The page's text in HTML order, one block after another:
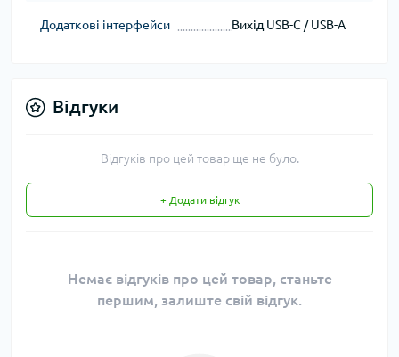
Додаткові інтерфейси Вихід USB-C / USB-A
Відгуки
Відгуків про цей товар ще не було.
+ Додати відгук
Немає відгуків про цей товар, станьте
першим, залиште свій відгук.